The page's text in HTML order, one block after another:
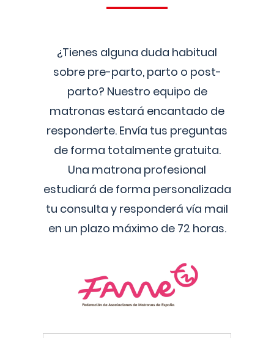
¿Tienes alguna duda habitual
sobre pre-parto, parto o post-
parto? Nuestro equipo de
matronas estará encantado de
responderte. Envía tus preguntas
de forma totalmente gratuita.
Una matrona profesional
estudiará de forma personalizada
tu consulta y responderá vía mail
en un plazo máximo de 72 horas.